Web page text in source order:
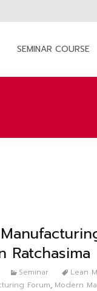
SEMINAR COURSE
Ratchasima
Seminar Lean
Forum, Modern